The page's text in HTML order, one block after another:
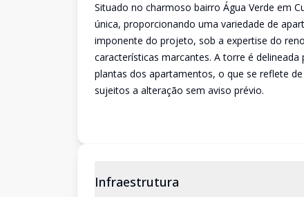
Situado no charmoso bairro Água Verde em
única, proporcionando uma variedade de
imponente do projeto, sob a expertise do
características marcantes. A torre é
plantas dos apartamentos, o que se reflete
sujeitos a alteração sem aviso prévio.
Infraestrutura